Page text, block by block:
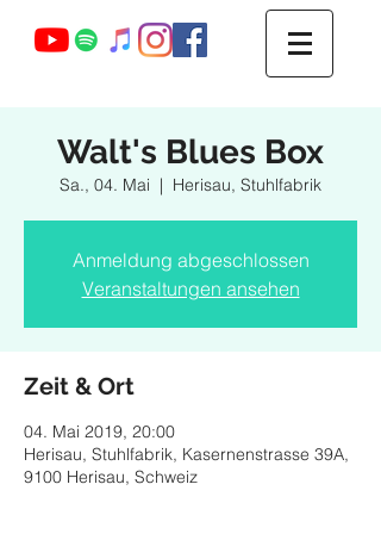
Webmaster Login
Walt's Blues Box
Sa., 04. Mai
  |
Herisau, Stuhlfabrik
Anmeldung abgeschlossen
Veranstaltungen ansehen
Zeit & Ort
04. Mai 2019, 20:00
Herisau, Stuhlfabrik, Kasernenstrasse 39A,
9100 Herisau, Schweiz